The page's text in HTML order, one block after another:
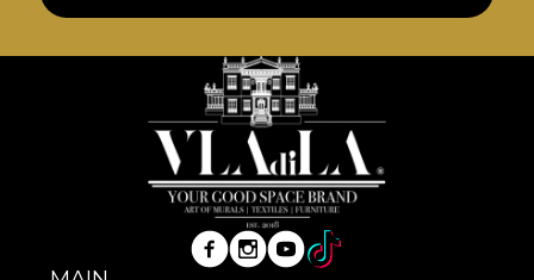
adezivului propriu in aplicarea tapetului. In acest
mod, te poti bucura de un proces de redecorare
rapid, sigur si eficient, care se ridica la cele mai inalte
standarde de calitate.